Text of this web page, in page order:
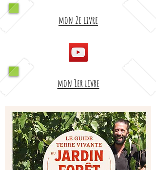
mon 2e livre
mon 1er livre